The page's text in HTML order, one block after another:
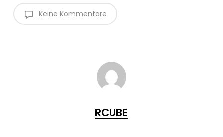
Keine Kommentare
RCUBE